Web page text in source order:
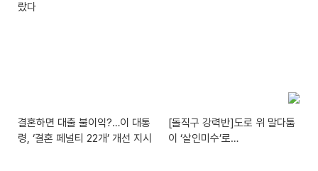
랐다
결혼하면 대출 불이익?…이 대통
령, ‘결혼 페널티 22개’ 개선 지시
[돌직구 강력반]도로 위 말다툼
이 ‘살인미수’로…